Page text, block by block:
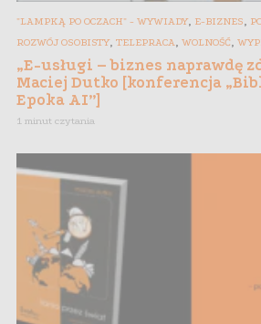
"LAMPKĄ PO OCZACH" - WYWIADY, E-BIZNES
ROZWÓJ OSOBISTY, TELEPRACA WOLNOŚĆ
„E-usługi – biznes naprawdę
Maciej Dutko [konferencja
Epoka AI”]
1 minut czytania